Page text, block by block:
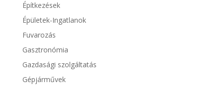
Építkezések
Épületek-Ingatlanok
Fuvarozás
Gasztronómia
Gazdasági szolgáltatás
Gépjárművek